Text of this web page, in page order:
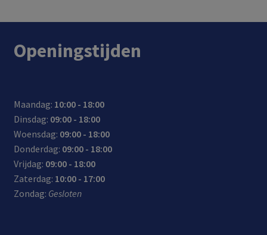
Openingstijden
Maandag: 10:00 - 18:00
Dinsdag: 09:00 - 18:00
Woensdag: 09:00 - 18:00
Donderdag: 09:00 - 18:00
Vrijdag: 09:00 - 18:00
Zaterdag: 10:00 - 17:00
Zondag: Gesloten